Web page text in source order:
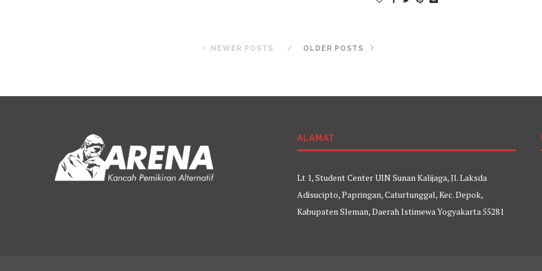
NEWER POSTS OLDER POSTS
ALAMAT
Lt 1, Student Center UIN Sunan Kalijaga, Jl. Laksda
Adisucipto, Papringan, Caturtunggal, Kec. Depok,
Kabupaten Sleman, Daerah Istimewa Yogyakarta 55281